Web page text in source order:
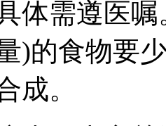
体需遵医
)的食物要
成。